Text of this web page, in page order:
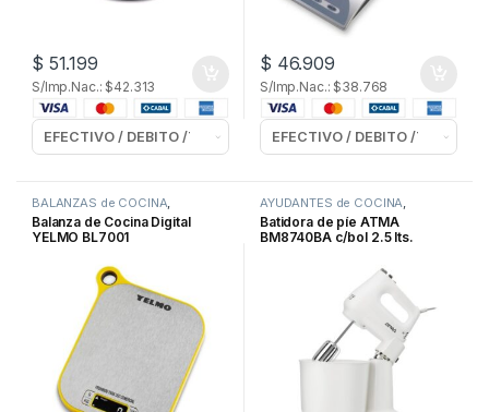
$ 51.199
S/Imp.Nac.: $42.313
$ 46.909
S/Imp.Nac.: $38.768
BALANZAS de COCINA
ELECTRODOMESTICOS
Balanza de Cocina Digital
YELMO BL7001
AYUDANTES de COCINA
BATIDORAS de PIE
Batidora de píe ATMA
BM8740BA c/bol 2.5 lts.